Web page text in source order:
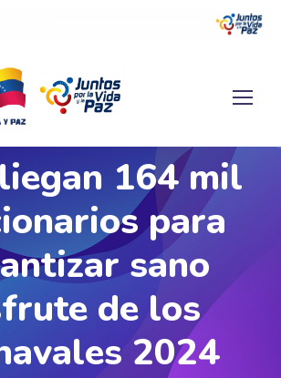
164 mil
para
sano
de los
2024